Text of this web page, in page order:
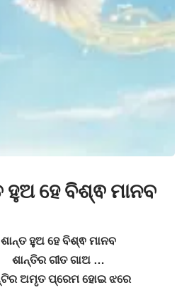
ହୁଅ ହେ ବିଶ୍ଵ ମାନବ
ଶାନ୍ତ ହୁଅ ହେ ବିଶ୍ଵ ମାନବ
ଶାନ୍ତିର ଗୀତ ଗାଅ …
ଅମୃତ ପ୍ରେମ ହୋଇ ଝରେ